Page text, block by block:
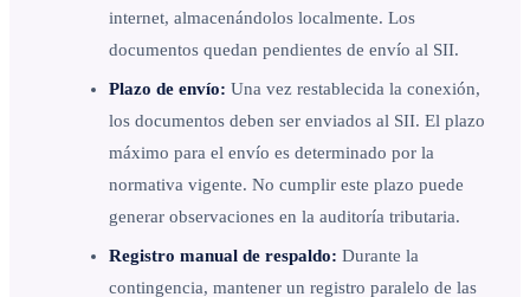
internet, almacenándolos localmente. Los
documentos quedan pendientes de envío al SII.
Plazo de envío: Una vez restablecida la conexión,
los documentos deben ser enviados al SII. El plazo
máximo para el envío es determinado por la
normativa vigente. No cumplir este plazo puede
generar observaciones en la auditoría tributaria.
Registro manual de respaldo: Durante la
contingencia, mantener un registro paralelo de las